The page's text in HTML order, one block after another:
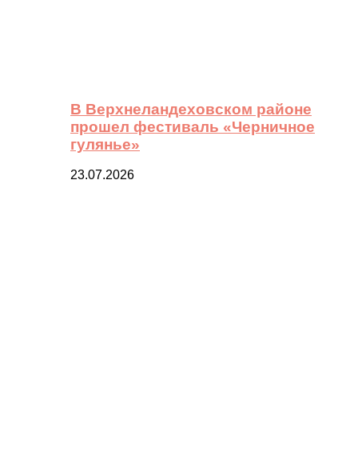
В Верхнеландеховском районе
прошел фестиваль «Черничное
гулянье»
23.07.2026